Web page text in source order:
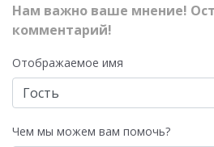
Нам важно ваше мнение!
комментарий!
Отображаемое имя
Чем мы можем вам помочь?